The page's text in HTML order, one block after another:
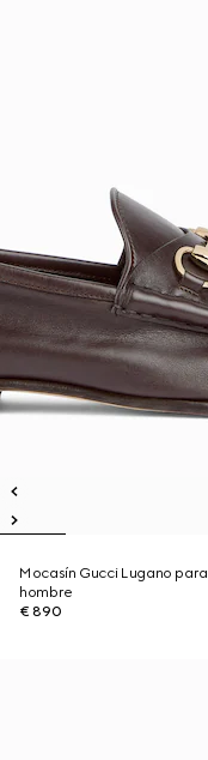
Mocasín Gucci Lugano para
hombre
€ 890